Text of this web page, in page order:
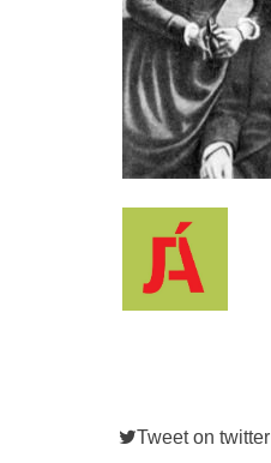
Tweet on twitter